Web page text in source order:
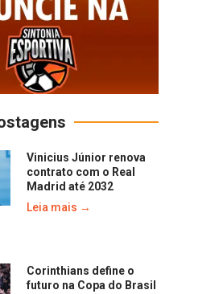
Vinicius Júnior renova
contrato com o Real
Madrid até 2032
Leia mais →
Corinthians define o
futuro na Copa do Brasil